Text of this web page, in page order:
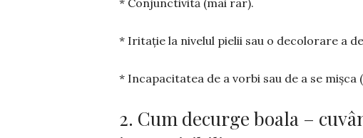
* Conjunctivită (mai rar).
* Iritație la nivelul pielii sau o decolorare a
* Incapacitatea de a vorbi sau de a se
2. Cum decurge boala –